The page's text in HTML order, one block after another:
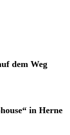
dem Weg
in Herne